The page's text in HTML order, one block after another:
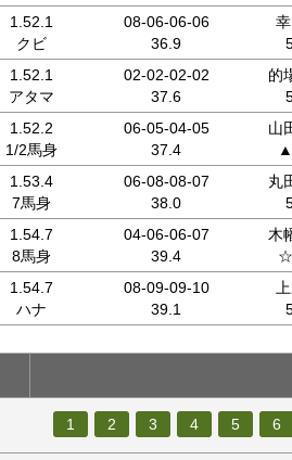
1.52.1
クビ
08-06-06-06
36.9
1.52.1
アタマ
02-02-02-02
37.6
的
1.52.2
1/2馬身
06-05-04-05
37.4
山
1.53.4
7馬身
06-08-08-07
38.0
丸
1.54.7
8馬身
04-06-06-07
39.4
木
1.54.7
ハナ
08-09-09-10
39.1
1 2 3 4 5 6